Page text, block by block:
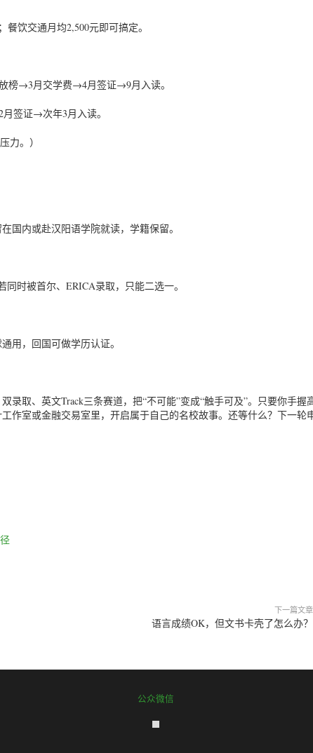
饮交通月均2,500元即可搞定。
榜→3月交学费→4月签证→9月入读。
签证→次年3月入读。
力。）
国内或赴汉阳语学院就读，学籍保留。
时被首尔、ERICA录取，只能二选一。
用，回国可做学历认证。
录取、英文Track三条赛道，把“不可能”变成“触手可及”。只要你手握
作室或金融交易室里，开启属于自己的名校故事。还等什么？下一轮
下一篇文章
语言成绩OK，但文书卡壳了怎么办？
公众微信